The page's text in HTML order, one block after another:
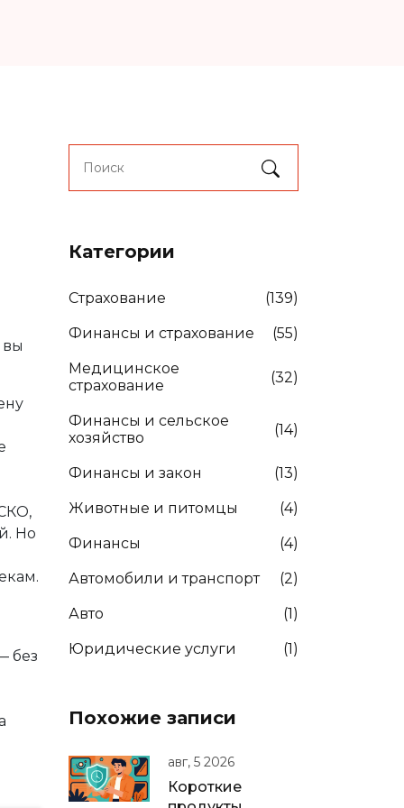
вы
Но
без
Категории
Страхование (139)
Финансы и страхование (55)
Медицинское
страхование
(32)
Финансы и сельское
хозяйство
(14)
Финансы и закон (13)
Животные и питомцы (4)
Финансы (4)
Автомобили и транспорт (2)
Авто (1)
Юридические услуги (1)
Похожие записи
авг, 5 2026
Короткие